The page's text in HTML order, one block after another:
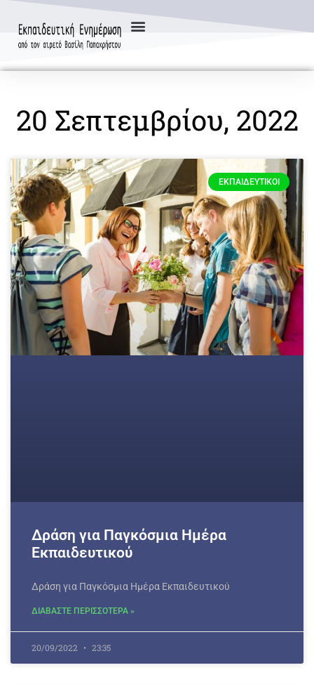
20 Σεπτεμβρίου, 2022
ΕΚΠΑΙΔΕΥΤΙΚΟΊ
Δράση για Παγκόσμια Ημέρα
Εκπαιδευτικού
Δράση για Παγκόσμια Ημέρα Εκπαιδευτικού
ΔΙΑΒΑΣΤΕ ΠΕΡΙΣΣΟΤΕΡΑ »
20/09/2022 23:35